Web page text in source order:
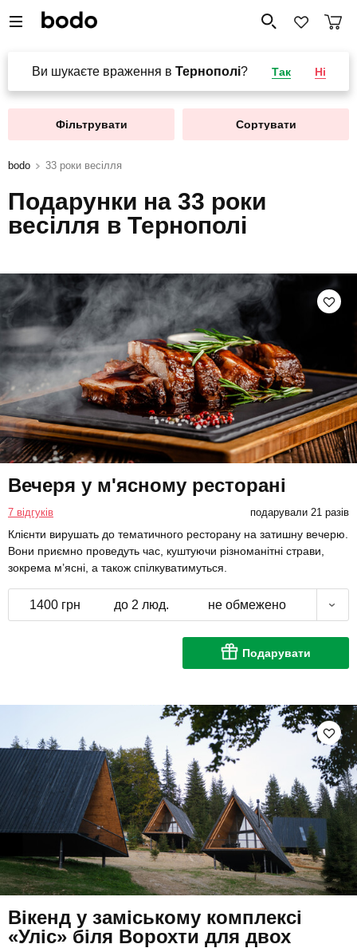
Ви шукаєте враження в Тернополі? Так Ні
Фільтрувати Сортувати
bodo 33 роки весілля
Подарунки на 33 роки
весілля в Тернополі
Вечеря у м'ясному ресторані
7 відгуків подарували 21 разів
Клієнти вирушать до тематичного ресторану на затишну вечерю.
Вони приємно проведуть час, куштуючи різноманітні страви,
зокрема м’ясні, а також спілкуватимуться.
1400 грн до 2 люд. не обмежено
Подарувати
Вікенд у заміському комплексі
«Уліс» біля Ворохти для двох